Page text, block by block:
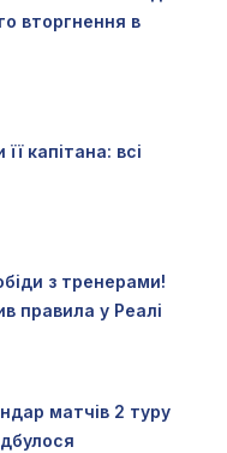
вторгнення в
капітана: всі
з тренерами!
правила у Реалі
матчів 2 туру